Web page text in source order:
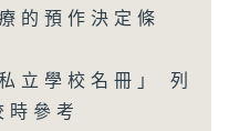
的預作決定條
立學校名冊」 列
時參考